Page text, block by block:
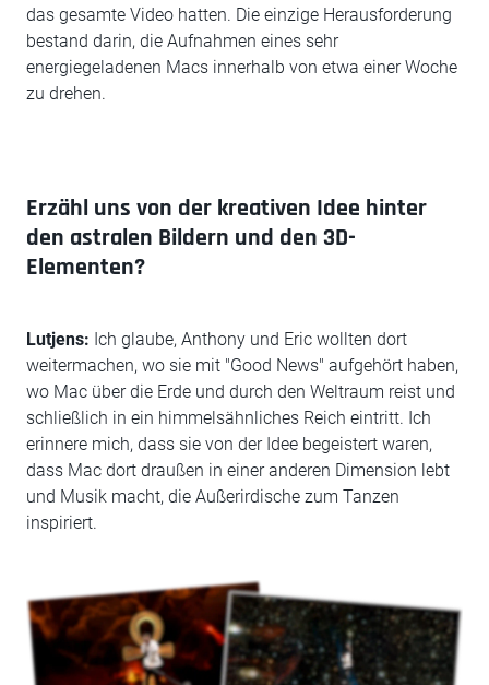
das gesamte Video hatten. Die einzige Herausforderung
bestand darin, die Aufnahmen eines sehr
energiegeladenen Macs innerhalb von etwa einer Woche
zu drehen.
Erzähl uns von der kreativen Idee hinter
den astralen Bildern und den 3D-
Elementen?
Lutjens: Ich glaube, Anthony und Eric wollten dort
weitermachen, wo sie mit "Good News" aufgehört haben,
wo Mac über die Erde und durch den Weltraum reist und
schließlich in ein himmelsähnliches Reich eintritt. Ich
erinnere mich, dass sie von der Idee begeistert waren,
dass Mac dort draußen in einer anderen Dimension lebt
und Musik macht, die Außerirdische zum Tanzen
inspiriert.